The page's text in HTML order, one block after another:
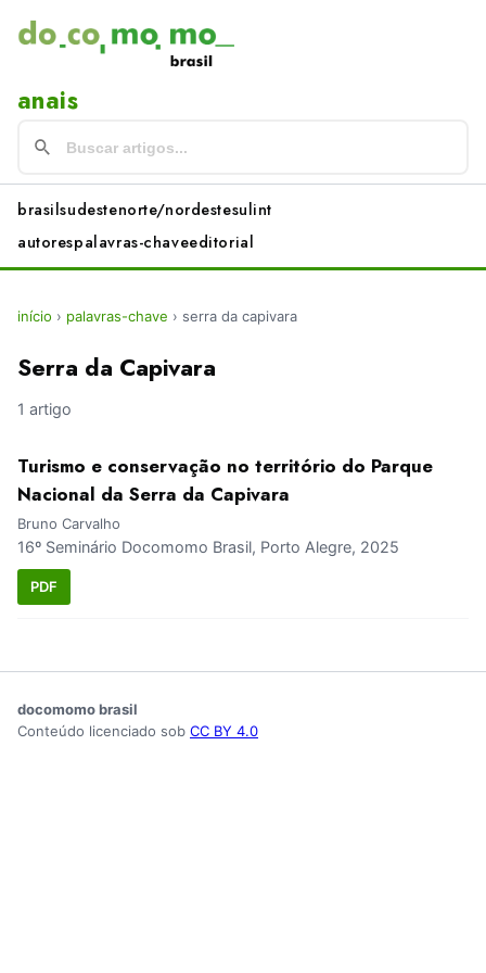
anais
brasilsudestenorte/nordestesulint
autorespalavras-chaveeditorial
início › palavras-chave › serra da capivara
Serra da Capivara
1 artigo
Turismo e conservação no território do Parque
Nacional da Serra da Capivara
Bruno Carvalho
16º Seminário Docomomo Brasil, Porto Alegre, 2025
PDF
docomomo brasil
Conteúdo licenciado sob CC BY 4.0